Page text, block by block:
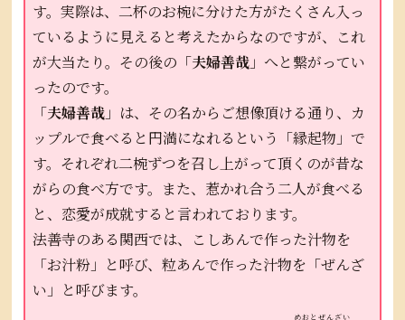
す。実際は、二杯のお椀に分けた方がたくさん入っ
ているように見えると考えたからなのですが、これ
が大当たり。その後の「夫婦善哉 」へと繋がってい
ったのです。
「夫婦善哉 」は、その名からご想像頂ける通り、カ
ップルで食べると円満になれるという「縁起物」で
す。それぞれ二椀ずつを召し上がって頂くのが昔な
がらの食べ方です。また、惹かれ合う二人が食べる
と、恋愛が成就すると言われております。
法善寺のある関西では、こしあんで作った汁物を
「お汁粉」と呼び、粒あんで作った汁物を「ぜんざ
い」と呼びます。
めおとぜんざい